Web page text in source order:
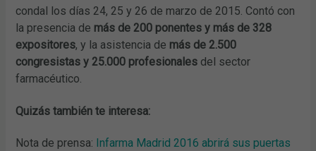
condal los días 24, 25 y 26 de marzo de 2015. Contó con
la presencia de más de 200 ponentes y más de 328
expositores, y la asistencia de más de 2.500
congresistas y 25.000 profesionales del sector
farmacéutico.
Quizás también te interesa:
Nota de prensa: Infarma Madrid 2016 abrirá sus puertas